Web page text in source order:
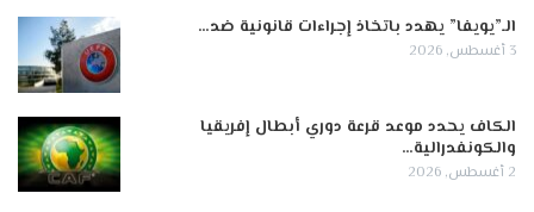
الـ”يويفا” يهدد باتخاذ إجراءات قانونية ضد…
3 أغسطس, 2026
الكاف يحدد موعد قرعة دوري أبطال إفريقيا
والكونفدرالية…
2 أغسطس, 2026